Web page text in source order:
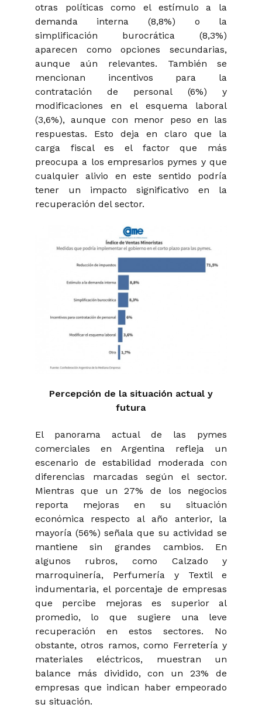
otras políticas como el estímulo a la
demanda interna (8,8%) o la
simplificación burocrática (8,3%)
aparecen como opciones secundarias,
aunque aún relevantes. También se
mencionan incentivos para la
contratación de personal (6%) y
modificaciones en el esquema laboral
(3,6%), aunque con menor peso en las
respuestas. Esto deja en claro que la
carga fiscal es el factor que más
preocupa a los empresarios pymes y que
cualquier alivio en este sentido podría
tener un impacto significativo en la
recuperación del sector.
Percepción de la situación actual y
futura
El panorama actual de las pymes
comerciales en Argentina refleja un
escenario de estabilidad moderada con
diferencias marcadas según el sector.
Mientras que un 27% de los negocios
reporta mejoras en su situación
económica respecto al año anterior, la
mayoría (56%) señala que su actividad se
mantiene sin grandes cambios. En
algunos rubros, como Calzado y
marroquinería, Perfumería y Textil e
indumentaria, el porcentaje de empresas
que percibe mejoras es superior al
promedio, lo que sugiere una leve
recuperación en estos sectores. No
obstante, otros ramos, como Ferretería y
materiales eléctricos, muestran un
balance más dividido, con un 23% de
empresas que indican haber empeorado
su situación.